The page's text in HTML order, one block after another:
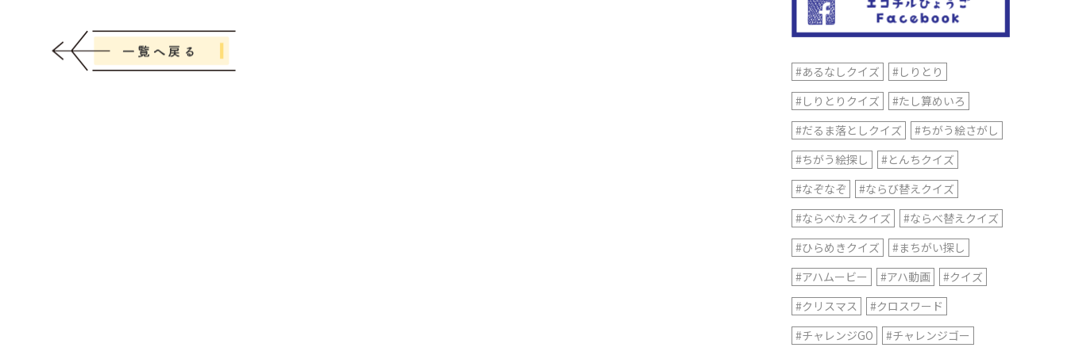
#あるなしクイズ
#しりとり
#しりとりクイズ
#たし算めいろ
#だるま落としクイズ
#ちがう絵さがし
#ちがう絵探し
#とんちクイズ
#なぞなぞ
#ならび替えクイズ
#ならべかえクイズ
#ならべ替えクイズ
#ひらめきクイズ
#まちがい探し
#アハムービー
#アハ動画
#クイズ
#クリスマス
#クロスワード
#チャレンジGO
#チャレンジゴー